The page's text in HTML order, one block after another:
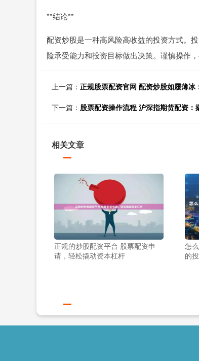
**结论**
配资炒股是一种高风险高收益的投资方式。
险承受能力和投资目标做出决策。谨慎操作
上一篇： 正规股票配资官网 配资炒股如履薄冰
下一篇： 股票配资操作流程 沪深指期货配资：
相关文章
正规的炒股配资平台 股票配资申
请，轻松撬动资本杠杆
怎
的